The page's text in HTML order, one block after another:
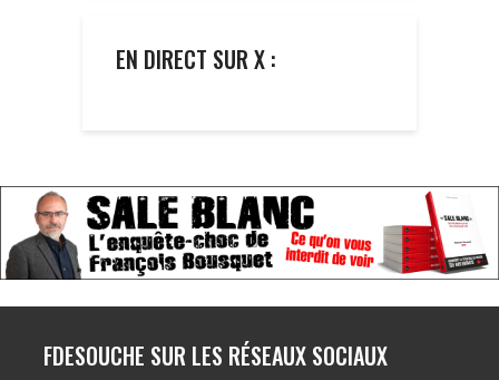
EN DIRECT SUR X :
FDESOUCHE SUR LES RÉSEAUX SOCIAUX